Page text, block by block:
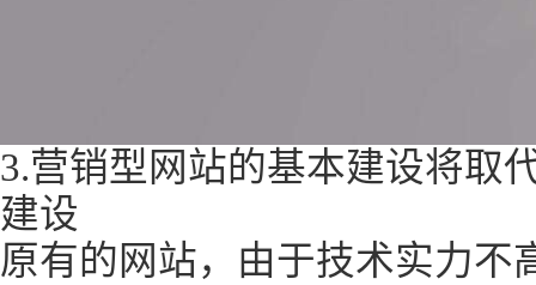
3.营销型网站的基本建设将取
建设
原有的网站，由于技术实力不